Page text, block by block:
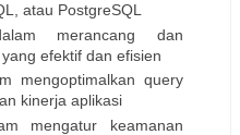
atau PostgreSQL
merancang dan
efektif dan efisien
mengoptimalkan query
kinerja aplikasi
mengatur keamanan